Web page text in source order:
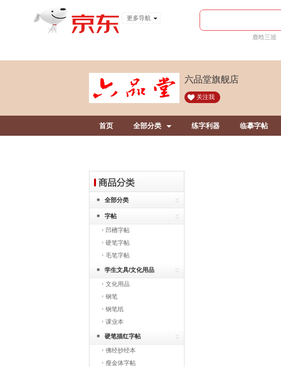
更多导航
鹿晗三巡
六品堂旗舰店
关注我
首页 全部分类 练字利器 临摹字帖
全部分类
字帖
凹槽字帖
硬笔字帖
毛笔字帖
学生文具/文化用品
文化用品
钢笔
钢笔纸
课业本
硬笔描红字帖
佛经抄经本
瘦金体字帖